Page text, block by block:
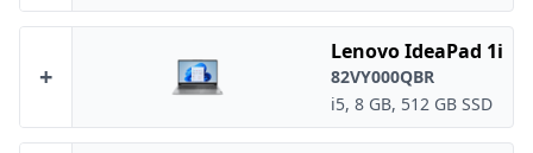
+
Lenovo IdeaPad 1i
82VY000QBR
i5, 8 GB, 512 GB SSD